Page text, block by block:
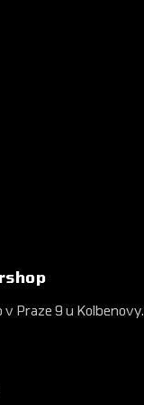
Praze 9 u Kolbenovy.